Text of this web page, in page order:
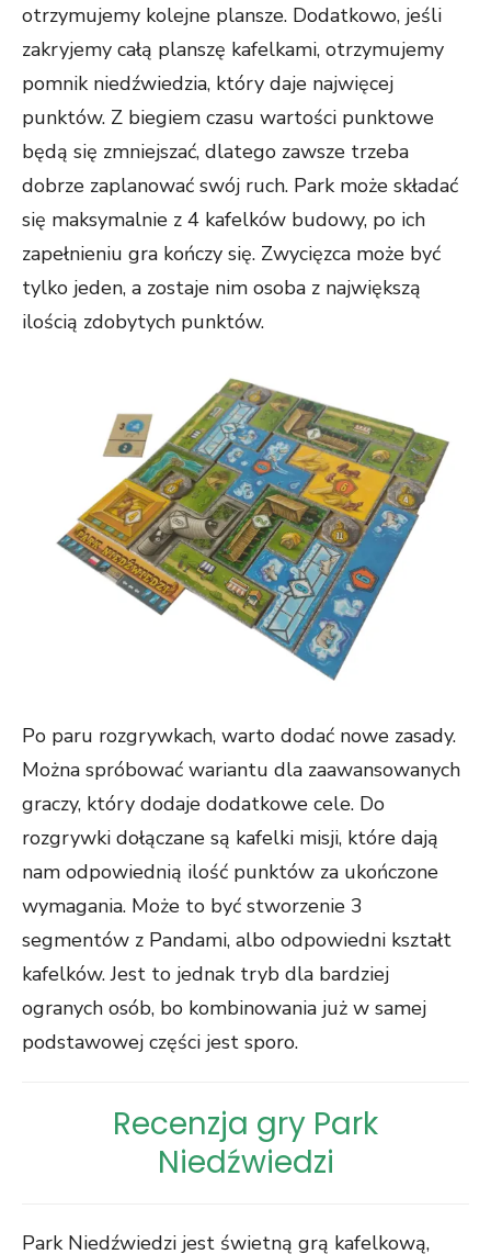
otrzymujemy kolejne plansze. Dodatkowo, jeśli
zakryjemy całą planszę kafelkami, otrzymujemy
pomnik niedźwiedzia, który daje najwięcej
punktów. Z biegiem czasu wartości punktowe
będą się zmniejszać, dlatego zawsze trzeba
dobrze zaplanować swój ruch. Park może składać
się maksymalnie z 4 kafelków budowy, po ich
zapełnieniu gra kończy się. Zwycięzca może być
tylko jeden, a zostaje nim osoba z największą
ilością zdobytych punktów.
Po paru rozgrywkach, warto dodać nowe zasady.
Można spróbować wariantu dla zaawansowanych
graczy, który dodaje dodatkowe cele. Do
rozgrywki dołączane są kafelki misji, które dają
nam odpowiednią ilość punktów za ukończone
wymagania. Może to być stworzenie 3
segmentów z Pandami, albo odpowiedni kształt
kafelków. Jest to jednak tryb dla bardziej
ogranych osób, bo kombinowania już w samej
podstawowej części jest sporo.
Recenzja gry Park
Niedźwiedzi
Park Niedźwiedzi jest świetną grą kafelkową,